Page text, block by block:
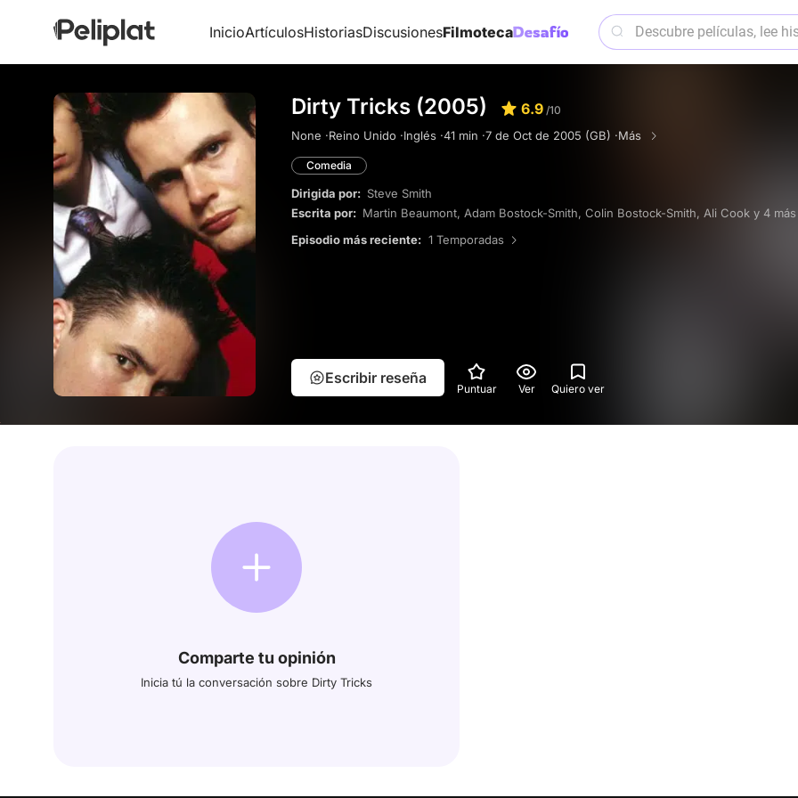
InicioArtículosHistoriasDiscusionesFilmoteca
Dirty Tricks (2005) 6.9 /10
None ·Reino Unido ·Inglés ·41 min ·7 de Oct de 2005 (GB) ·Más
Comedia
Dirigida por: Steve Smith
Escrita por: Martin Beaumont, Adam Bostock-Smith, Colin Bostock-Smith, Ali Cook y 4 más
Episodio más reciente: 1 Temporadas
Escribir reseña
Puntuar Ver Quiero ver
Comparte tu opinión
Inicia tú la conversación sobre Dirty Tricks